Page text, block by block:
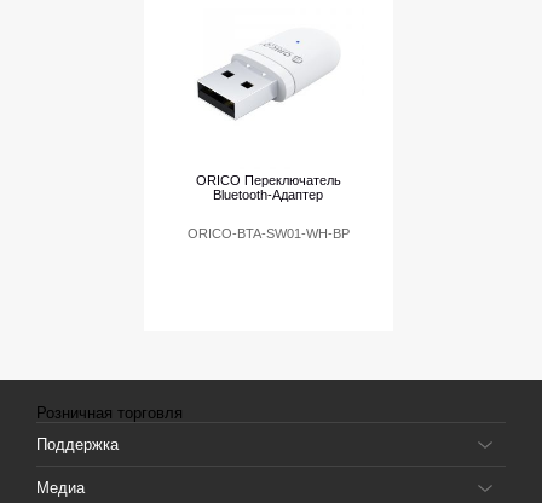
ORICO Переключатель
Bluetooth-Адаптер
ORICO-BTA-SW01-WH-BP
Розничная торговля
Поддержка
Медиа